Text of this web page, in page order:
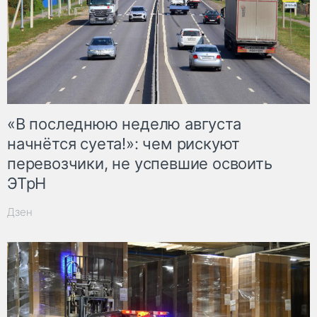
«В последнюю неделю августа
начнётся суета!»: чем рискуют
перевозчики, не успевшие освоить
ЭТрН
Дзен